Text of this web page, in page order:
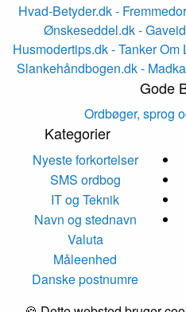
Hvad-Betyder.dk-
Ønskeseddel.dk-
Husmodertips.dk- Tanker Om
Slankehåndbogen.dk-
Gode
Ordbøger, sprog
Kategorier
Nyeste forkortelser
SMS ordbog
IT og Teknik
Navn og stednavn
Valuta
Måleenhed
Danske postnumre